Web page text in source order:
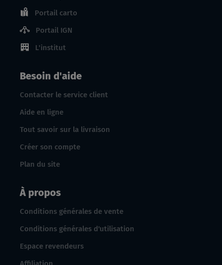
Portail carto
Portail IGN
L'institut
Besoin d'aide
Contacter le service client
Aide en ligne
Tout savoir sur la livraison
Créer son compte
Plan du site
À propos
Conditions générales de vente
Conditions générales d'utilisation
Espace revendeurs